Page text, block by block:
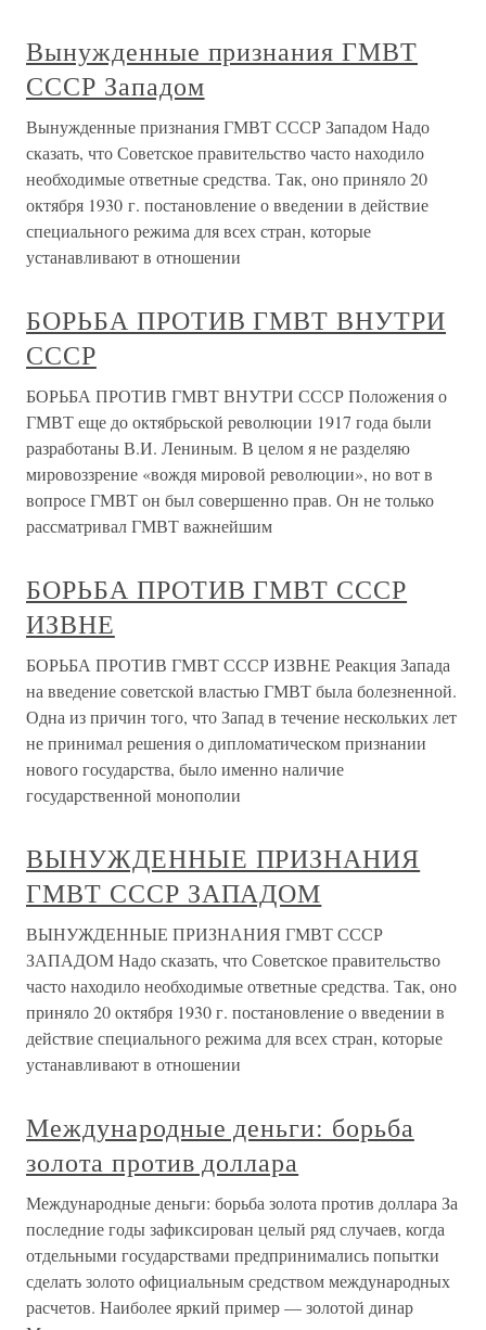
Вынужденные признания ГМВТ
СССР Западом
Вынужденные признания ГМВТ СССР Западом Надо
сказать, что Советское правительство часто находило
необходимые ответные средства. Так, оно приняло 20
октября 1930 г. постановление о введении в действие
специального режима для всех стран, которые
устанавливают в отношении
БОРЬБА ПРОТИВ ГМВТ ВНУТРИ
СССР
БОРЬБА ПРОТИВ ГМВТ ВНУТРИ СССР Положения о
ГМВТ еще до октябрьской революции 1917 года были
разработаны В.И. Лениным. В целом я не разделяю
мировоззрение «вождя мировой революции», но вот в
вопросе ГМВТ он был совершенно прав. Он не только
рассматривал ГМВТ важнейшим
БОРЬБА ПРОТИВ ГМВТ СССР
ИЗВНЕ
БОРЬБА ПРОТИВ ГМВТ СССР ИЗВНЕ Реакция Запада
на введение советской властью ГМВТ была болезненной.
Одна из причин того, что Запад в течение нескольких лет
не принимал решения о дипломатическом признании
нового государства, было именно наличие
государственной монополии
ВЫНУЖДЕННЫЕ ПРИЗНАНИЯ
ГМВТ СССР ЗАПАДОМ
ВЫНУЖДЕННЫЕ ПРИЗНАНИЯ ГМВТ СССР
ЗАПАДОМ Надо сказать, что Советское правительство
часто находило необходимые ответные средства. Так, оно
приняло 20 октября 1930 г. постановление о введении в
действие специального режима для всех стран, которые
устанавливают в отношении
Международные деньги: борьба
золота против доллара
Международные деньги: борьба золота против доллара За
последние годы зафиксирован целый ряд случаев, когда
отдельными государствами предпринимались попытки
сделать золото официальным средством международных
расчетов. Наиболее яркий пример — золотой динар